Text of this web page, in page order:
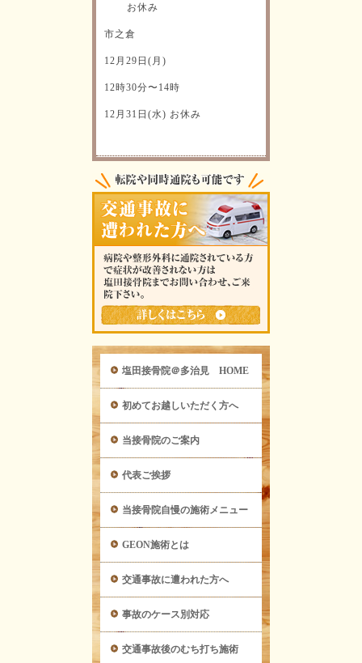
お休み
市之倉
12月29日(月)
12時30分〜14時
12月31日(水) お休み
塩田接骨院＠多治見 HOME
初めてお越しいただく方へ
当接骨院のご案内
代表ご挨拶
当接骨院自慢の施術メニュー
GEON施術とは
交通事故に遭われた方へ
事故のケース別対応
交通事故後のむち打ち施術